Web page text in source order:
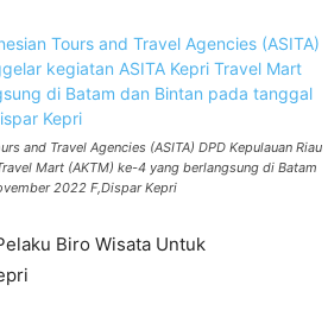
and Travel Agencies (ASITA) DPD Kepulauan Riau
Mart (AKTM) ke-4 yang berlangsung di Batam
2022 F,Dispar Kepri
Biro Wisata Untuk